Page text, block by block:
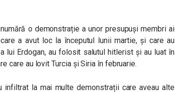
o demonstrație a unor presupuși membri ai
a avut loc la începutul lunii martie, și care au
lui Erdogan, au folosit salutul hitlerist și au luat în
care au lovit Turcia și Siria în februarie.
infiltrat la mai multe demonstrații care aveau alte